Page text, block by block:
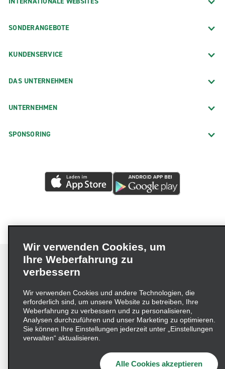
SONDERANGEBOTE
KUNDENSERVICE
DAS UNTERNEHMEN
UNTERNEHMEN
SPONSORING
Impressum Nutzungsbedingungen
Datenschutzrichtlinie
Cookie-Richtlinie
Datenschutzoptionen
Lieferkettensorgfaltspflichtengesetz (LkSG) Grundsatzerklärung
Beschwerdeverfahren nach dem
Wir verwenden Cookies, um
Ihre Weberfahrung zu
verbessern
Wir verwenden Cookies und andere Technologien, die
erforderlich sind, um unsere Website zu betreiben, Ihre
Weberfahrung zu verbessern und zu personalisieren,
Analysen durchzuführen und unser Marketing zu optimieren.
Sie können Ihre Einstellungen jederzeit unter „Einstellungen
verwalten“ aktualisieren.
Alle Cookies akzeptieren